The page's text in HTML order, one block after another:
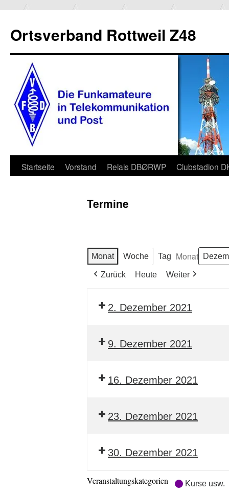
Ortsverband Rottweil Z48
Zum
Startseite Vorstand Relais DBØRWP Clubstadion
Termine
Monat Woche Tag Monat
Zurück Heute Weiter
2. Dezember 2021
9. Dezember 2021
16. Dezember 2021
23. Dezember 2021
30. Dezember 2021
Veranstaltungskategorien Kurse usw.